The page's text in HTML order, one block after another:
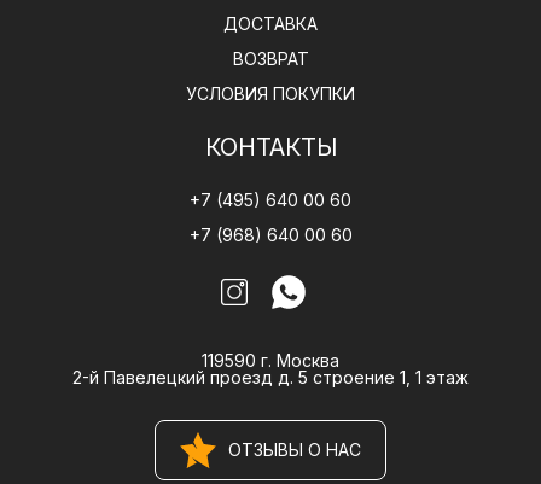
ДОСТАВКА
ВОЗВРАТ
УСЛОВИЯ ПОКУПКИ
КОНТАКТЫ
+7 (495) 640 00 60
+7 (968) 640 00 60
119590 г. Москва
2-й Павелецкий проезд д. 5 строение 1, 1 этаж
ОТЗЫВЫ О НАС